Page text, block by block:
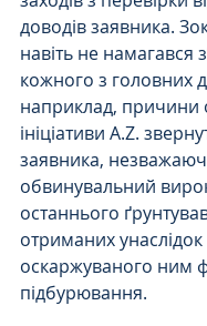
доводів заявника.
навіть не намагався
кожного з головних
наприклад, причини
ініціативи A.Z.
заявника,
обвинувальний
останнього
отриманих унаслідок
оскаржуваного ним
підбурювання.